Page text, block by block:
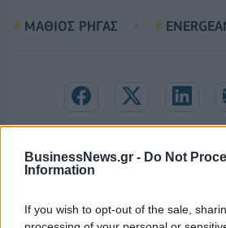
BusinessNews.gr - Do Not
Information
If you wish to opt-out of the sale,
ΜΑΘΙΟΣ ΡΗΓΑΣ